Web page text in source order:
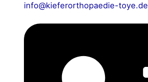
info@kieferorthopaedie-toye.de